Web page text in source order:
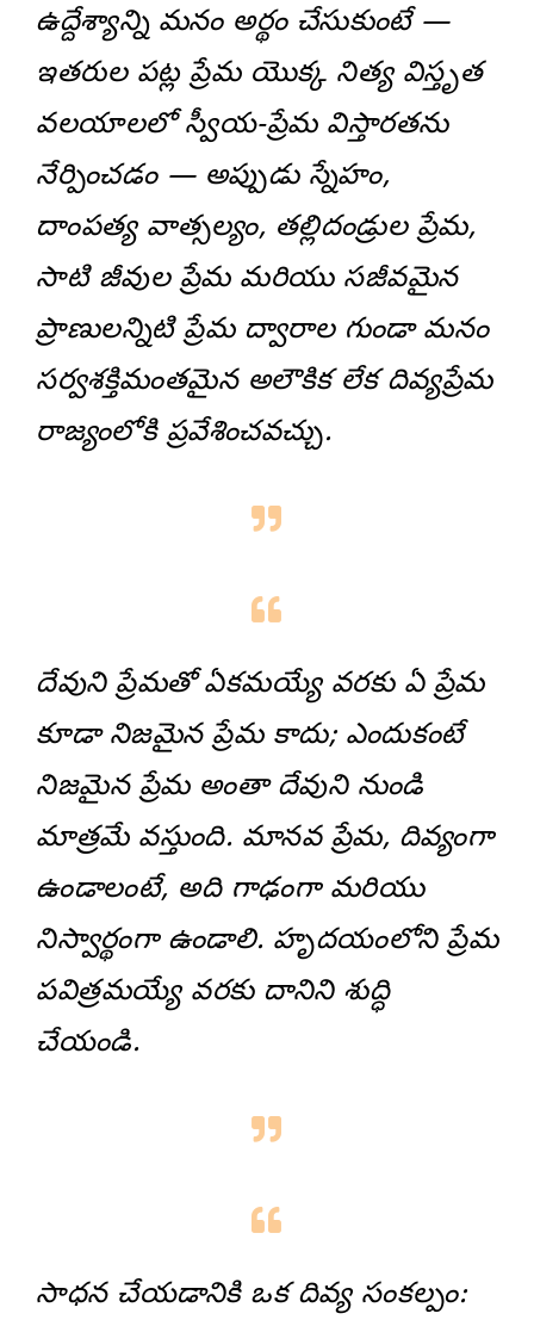
ఉద్దేశ్యాన్ని మనం అర్థం చేసుకుంటే —
ఇతరుల పట్ల ప్రేమ యొక్క నిత్య విస్తృత
వలయాలలో స్వీయ-ప్రేమ విస్తారతను
నేర్పించడం — అప్పుడు స్నేహం,
దాంపత్య వాత్సల్యం, తల్లిదండ్రుల ప్రేమ,
సాటి జీవుల ప్రేమ మరియు సజీవమైన
ప్రాణులన్నిటి ప్రేమ ద్వారాల గుండా మనం
సర్వశక్తిమంతమైన అలౌకిక లేక దివ్యప్రేమ
రాజ్యంలోకి ప్రవేశించవచ్చు.
దేవుని ప్రేమతో ఏకమయ్యే వరకు ఏ ప్రేమ
కూడా నిజమైన ప్రేమ కాదు; ఎందుకంటే
నిజమైన ప్రేమ అంతా దేవుని నుండి
మాత్రమే వస్తుంది. మానవ ప్రేమ, దివ్యంగా
ఉండాలంటే, అది గాఢంగా మరియు
నిస్వార్థంగా ఉండాలి. హృదయంలోని ప్రేమ
పవిత్రమయ్యే వరకు దానిని శుద్ధి
చేయండి.
సాధన చేయడానికి ఒక దివ్య సంకల్పం: